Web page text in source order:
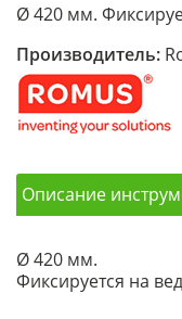
Ø 420 мм.
Производитель:
Описание
Ø 420 мм.
Фиксируется на